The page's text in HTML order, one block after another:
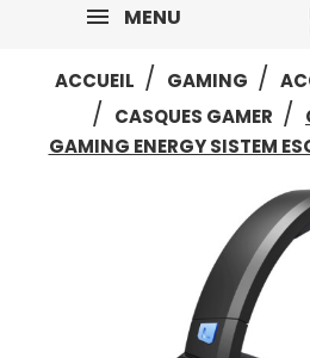
MENU
ACCUEIL
GAMING
CASQUES GAMER
GAMING ENERGY SISTEM